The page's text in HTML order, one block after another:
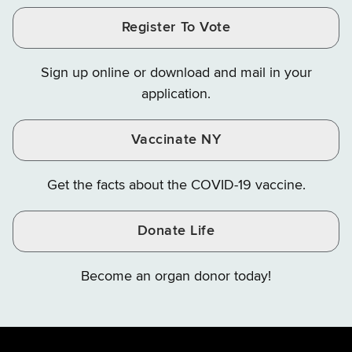
Facebook
Instagram
Finance
X
YouTube
Register To Vote
Sign up online or download and mail in your
application.
Vaccinate NY
Get the facts about the COVID-19 vaccine.
Donate Life
Become an organ donor today!